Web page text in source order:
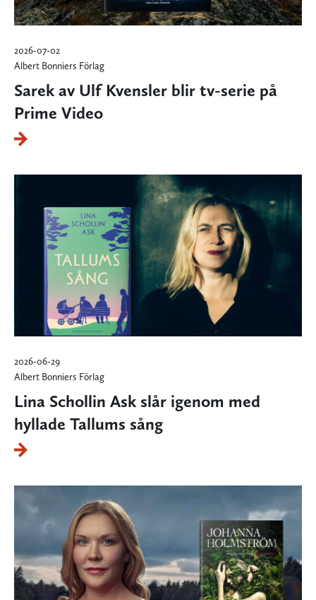
2026-07-02
Albert Bonniers Förlag
Sarek av Ulf Kvensler blir tv-serie på
Prime Video
2026-06-29
Albert Bonniers Förlag
Lina Schollin Ask slår igenom med
hyllade Tallums sång